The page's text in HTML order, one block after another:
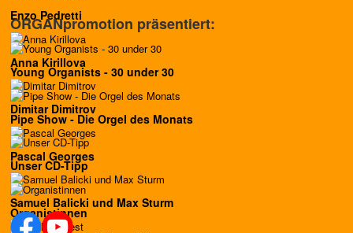
Enzo Pedretti
Anna Kirillova
Dimitar Dimitrov
Pascal Georges
Samuel Balicki und Max Sturm
ORGANpromotion präsentiert:
Young Organists - 30 under 30
Pipe Show - Die Orgel des Monats
Unser CD-Tipp
Organistinnen